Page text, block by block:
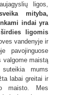
ligos,
mityba,
indai yra
ligomis
vandenyje ir
pavojinguose
valgome maistą
mums
labai greitai ir
maisto. Mes